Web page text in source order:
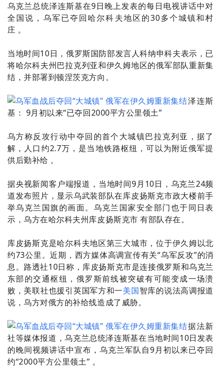
乌克兰总统泽连斯基在9日晚上发表的每日电视讲话中对
全国说，乌军已夺回哈尔科夫地区的30多个城镇和村
庄 。
当地时间10日，俄罗斯国防部发言人科纳申科夫表示，已
将哈尔科夫州巴拉克列亚和伊久姆地区的俄军部队重新集
结，并部署到顿涅茨克方向。
泽连斯
基： 9月初以来“已夺回2000平方公里领土”
乌方称反攻行动中夺回的首个大城镇巴拉克列亚，据了
解，人口约2.7万，是当地铁路枢纽，可以为附近俄军提
供后勤补给 。
据央视新闻客户端报道，当地时间9月10日，乌克兰24频
道发布照片，显示乌武装部队在库皮扬斯克市政大楼前手
举乌克兰国旗的画面。乌克兰国家安全部门也于同日表
示，乌方在哈尔科夫州库皮扬斯克市 有部队存在。
库皮扬斯克是哈尔科夫地区第三大城市，位于伊久姆以北
约73公里。近期，西方媒体高调宣传有关“乌军反攻”的消
息。路透社10日称，库皮扬斯克市是连接俄罗斯和乌克兰
东部的交通枢纽，俄罗斯前线被突破有可能变成一场溃
败，美联社也援引英国军方和一美国智库的说法高调报道
说，乌方对俄方的补给线造成了威胁。
据法新
社等媒体报道，乌克兰总统泽连斯基在当地时间10日发表
的晚间视频讲话中宣布，乌克兰军队自9月初以来已夺回
约“2000平方公里领土” 。